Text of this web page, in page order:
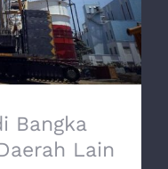
Aman
Bangka
Lain